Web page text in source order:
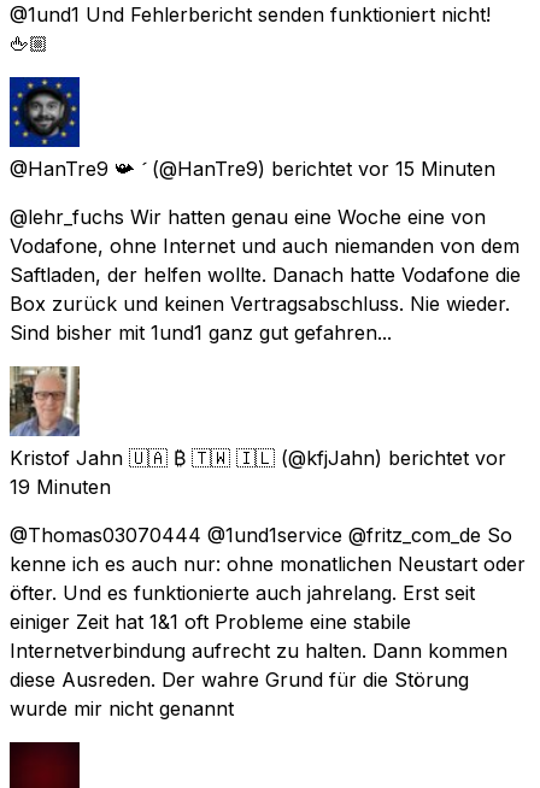
@1und1 Und Fehlerbericht senden funktioniert nicht!
🖕🏼
@HanTre9 📯  (@HanTre9) berichtet vor 15 Minuten
@lehr_fuchs Wir hatten genau eine Woche eine von
Vodafone, ohne Internet und auch niemanden von dem
Saftladen, der helfen wollte. Danach hatte Vodafone die
Box zurück und keinen Vertragsabschluss. Nie wieder.
Sind bisher mit 1und1 ganz gut gefahren...
Kristof Jahn 🇺🇦 ₿ 🇹🇼 🇮🇱 (@kfjJahn) berichtet vor
19 Minuten
@Thomas03070444 @1und1service @fritz_com_de So
kenne ich es auch nur: ohne monatlichen Neustart oder
öfter. Und es funktionierte auch jahrelang. Erst seit
einiger Zeit hat 1&1 oft Probleme eine stabile
Internetverbindung aufrecht zu halten. Dann kommen
diese Ausreden. Der wahre Grund für die Störung
wurde mir nicht genannt